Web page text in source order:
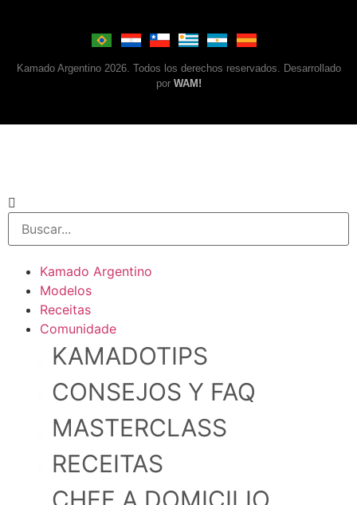
Kamado Argentino 2026. Todos los derechos reservados. Desarrollado
por WAM!
Kamado Argentino
Modelos
Receitas
Comunidade
KAMADOTIPS
CONSEJOS Y FAQ
MASTERCLASS
RECEITAS